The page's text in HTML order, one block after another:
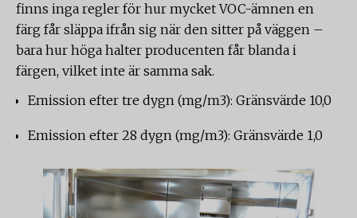
finns inga regler för hur mycket VOC-ämnen en
färg får släppa ifrån sig när den sitter på väggen –
bara hur höga halter producenten får blanda i
färgen, vilket inte är samma sak.
Emission efter tre dygn (mg/m3): Gränsvärde 10,0
Emission efter 28 dygn (mg/m3): Gränsvärde 1,0